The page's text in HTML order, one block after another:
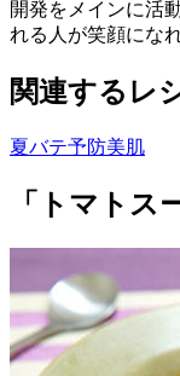
開発をメインに活
れる人が笑顔にな
関連するレ
夏バテ予防美肌
「トマトス